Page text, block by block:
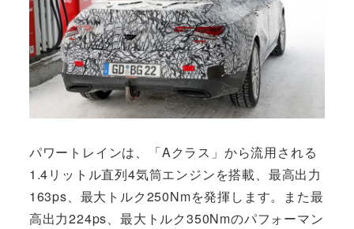
パワートレインは、「Aクラス」から流用される
1.4リットル直列4気筒エンジンを搭載、最高出力
163ps、最大トルク250Nmを発揮します。また最
高出力224ps、最大トルク350Nmのパフォーマン